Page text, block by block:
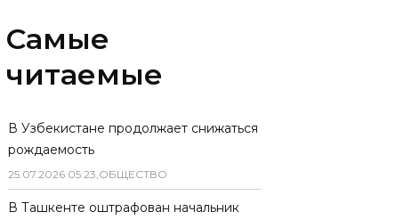
Самые
читаемые
В Узбекистане продолжает снижаться
рождаемость
25.07.2026 05:23,ОБЩЕСТВО
В Ташкенте оштрафован начальник